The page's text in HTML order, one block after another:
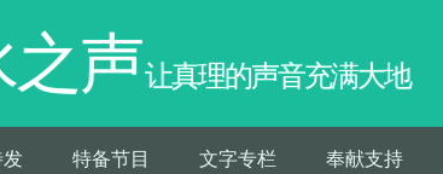
之声让真理的声音充满大地
特备节目 文字专栏 奉献支持